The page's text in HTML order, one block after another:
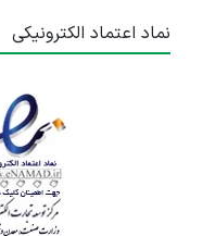
نماد اعتماد الکترونیکی